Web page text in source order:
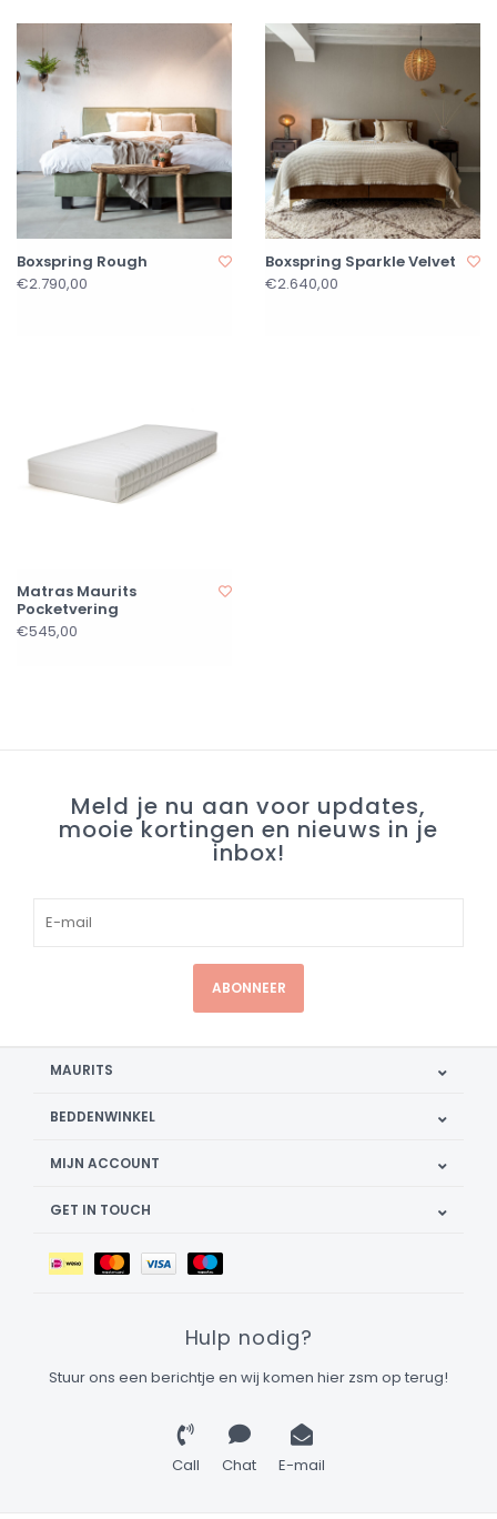
Boxspring Rough
€2.790,00
Boxspring Sparkle Velvet
€2.640,00
Matras Maurits
Pocketvering
€545,00
Meld je nu aan voor updates,
mooie kortingen en nieuws in je
inbox!
ABONNEER
MAURITS
BEDDENWINKEL
MIJN ACCOUNT
GET IN TOUCH
Hulp nodig?
Stuur ons een berichtje en wij komen hier zsm op terug!
Call Chat E-mail